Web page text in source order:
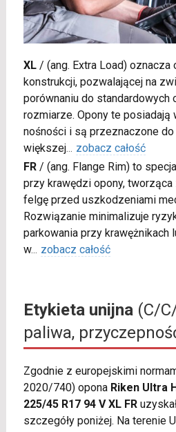
XL/ (ang. Extra Load)
konstrukcji, pozwalającej na
porównaniu do standardowych
rozmiarze. Opony te posiadają
nośności i są przeznaczone
większej... zobacz całość
FR/ (ang. Flange Rim) to
przy krawędzi opony, tworząca
felgę przed uszkodzeniami
Rozwiązanie minimalizuje
parkowania przy krawężnikach
w... zobacz całość
Etykieta unijna(C/
paliwa,
Zgodnie z europejskimi
2020/740) opona Riken Ultra
225/45 R17 94 V XL FR
szczegóły poniżej. Na terenie